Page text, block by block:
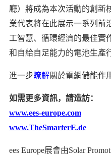
廳）將成為本次活動的創新
業代表將在此展示一系列前
工智慧、循環經濟的最佳實
和自給自足能力的電池生產
進一步瞭解關於電網儲能作
如需更多資訊，請造訪：
www.ees-europe.com
www.TheSmarterE.de
ees Europe展會由Solar